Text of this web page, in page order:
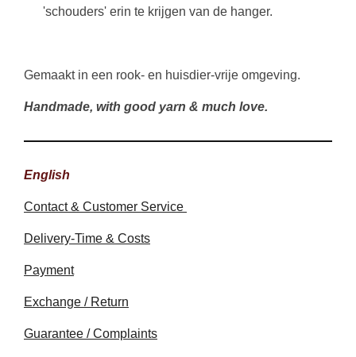
'schouders' erin te krijgen van de hanger.
Gemaakt in een rook- en huisdier-vrije omgeving.
Handmade, with good yarn & much love.
English
Contact & Customer Service
Delivery-Time & Costs
Payment
Exchange / Return
Guarantee / Complaints